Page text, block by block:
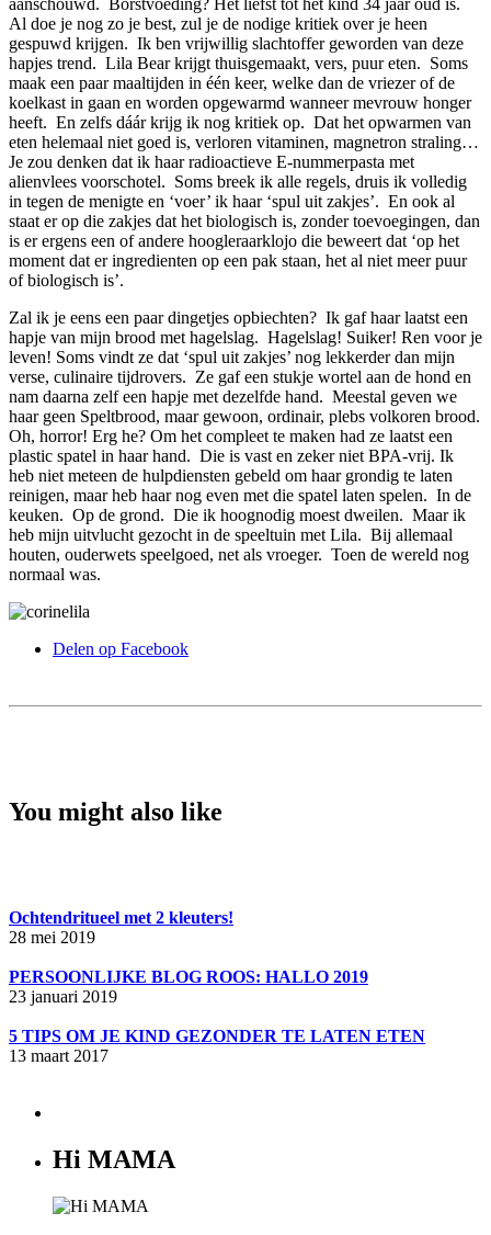
aanschouwd. Borstvoeding? Het liefst tot het kind 34 jaar oud is.
Al doe je nog zo je best, zul je de nodige kritiek over je heen
gespuwd krijgen. Ik ben vrijwillig slachtoffer geworden van deze
hapjes trend. Lila Bear krijgt thuisgemaakt, vers, puur eten. Soms
maak een paar maaltijden in één keer, welke dan de vriezer of de
koelkast in gaan en worden opgewarmd wanneer mevrouw honger
heeft. En zelfs dáár krijg ik nog kritiek op. Dat het opwarmen van
eten helemaal niet goed is, verloren vitaminen, magnetron straling…
Je zou denken dat ik haar radioactieve E-nummerpasta met
alienvlees voorschotel. Soms breek ik alle regels, druis ik volledig
in tegen de menigte en ‘voer’ ik haar ‘spul uit zakjes’. En ook al
staat er op die zakjes dat het biologisch is, zonder toevoegingen, dan
is er ergens een of andere hoogleraarklojo die beweert dat ‘op het
moment dat er ingredienten op een pak staan, het al niet meer puur
of biologisch is’.
Zal ik je eens een paar dingetjes opbiechten? Ik gaf haar laatst een
hapje van mijn brood met hagelslag. Hagelslag! Suiker! Ren voor je
leven! Soms vindt ze dat ‘spul uit zakjes’ nog lekkerder dan mijn
verse, culinaire tijdrovers. Ze gaf een stukje wortel aan de hond en
nam daarna zelf een hapje met dezelfde hand. Meestal geven we
haar geen Speltbrood, maar gewoon, ordinair, plebs volkoren brood.
Oh, horror! Erg he? Om het compleet te maken had ze laatst een
plastic spatel in haar hand. Die is vast en zeker niet BPA-vrij. Ik
heb niet meteen de hulpdiensten gebeld om haar grondig te laten
reinigen, maar heb haar nog even met die spatel laten spelen. In de
keuken. Op de grond. Die ik hoognodig moest dweilen. Maar ik
heb mijn uitvlucht gezocht in de speeltuin met Lila. Bij allemaal
houten, ouderwets speelgoed, net als vroeger. Toen de wereld nog
normaal was.
Delen op Facebook
You might also like
Ochtendritueel met 2 kleuters!
28 mei 2019
PERSOONLIJKE BLOG ROOS: HALLO 2019
23 januari 2019
5 TIPS OM JE KIND GEZONDER TE LATEN ETEN
13 maart 2017
Hi MAMA